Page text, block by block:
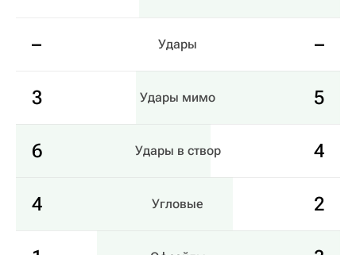
– Удары –
3 Удары мимо 5
6 Удары в створ 4
4 Угловые 2